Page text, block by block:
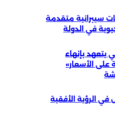
سيبرانية متقدمة
في الدولة
يتعهد بإنهاء
على الأسعار»
في الرؤية الأفقية